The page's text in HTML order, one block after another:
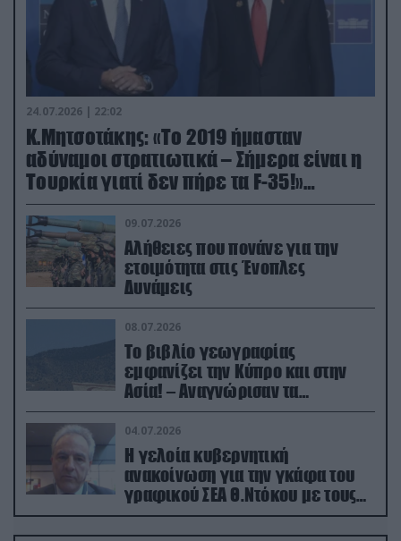
24.07.2026 | 22:02
Κ.Μητσοτάκης: «Το 2019 ήμασταν
αδύναμοι στρατιωτικά – Σήμερα είναι η
Τουρκία γιατί δεν πήρε τα F-35!»
(βίντεο)
09.07.2026
Αλήθειες που πονάνε για την
ετοιμότητα στις Ένοπλες
Δυνάμεις
08.07.2026
Το βιβλίο γεωγραφίας
εμφανίζει την Κύπρο και στην
Ασία! – Αναγνώρισαν τα
κατεχόμενα; (φωτο)
04.07.2026
Η γελοία κυβερνητική
ανακοίνωση για την γκάφα του
γραφικού ΣΕΑ Θ.Ντόκου με τους
Ρώσους φαρσέρ